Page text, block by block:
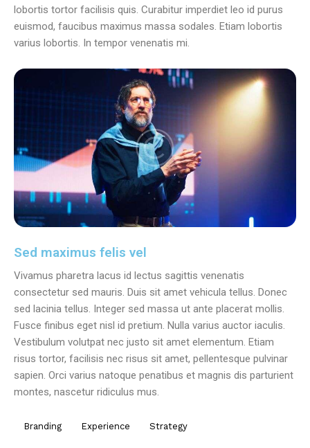
lobortis tortor facilisis quis. Curabitur imperdiet leo id purus
euismod, faucibus maximus massa sodales. Etiam lobortis
varius lobortis. In tempor venenatis mi.
Sed maximus felis vel
Vivamus pharetra lacus id lectus sagittis venenatis
consectetur sed mauris. Duis sit amet vehicula tellus. Donec
sed lacinia tellus. Integer sed massa ut ante placerat mollis.
Fusce finibus eget nisl id pretium. Nulla varius auctor iaculis.
Vestibulum volutpat nec justo sit amet elementum. Etiam
risus tortor, facilisis nec risus sit amet, pellentesque pulvinar
sapien. Orci varius natoque penatibus et magnis dis parturient
montes, nascetur ridiculus mus.
Branding Experience Strategy